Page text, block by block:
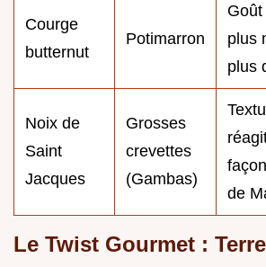
Courge
butternut
Potimarron
plus
plus
Noix de
Saint
Jacques
Grosses
crevettes
(Gambas)
de
Le Twist Gourmet :